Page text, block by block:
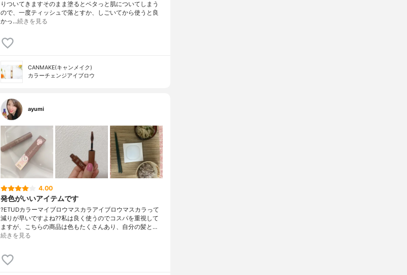
りついてきますそのまま塗るとベタっと肌についてしまう
ので、一度ティッシュで落とすか、しごいてから使うと良
かっ…続きを見る
CANMAKE(キャンメイク)
カラーチェンジアイブロウ
ayumi
4.00
発色がいいアイテムです
?ETUDカラーマイブロウマスカラアイブロウマスカラって
減りが早いですよね??私は良く使うのでコスパを重視して
ますが、こちらの商品は色もたくさんあり、自分の髪と…
続きを見る